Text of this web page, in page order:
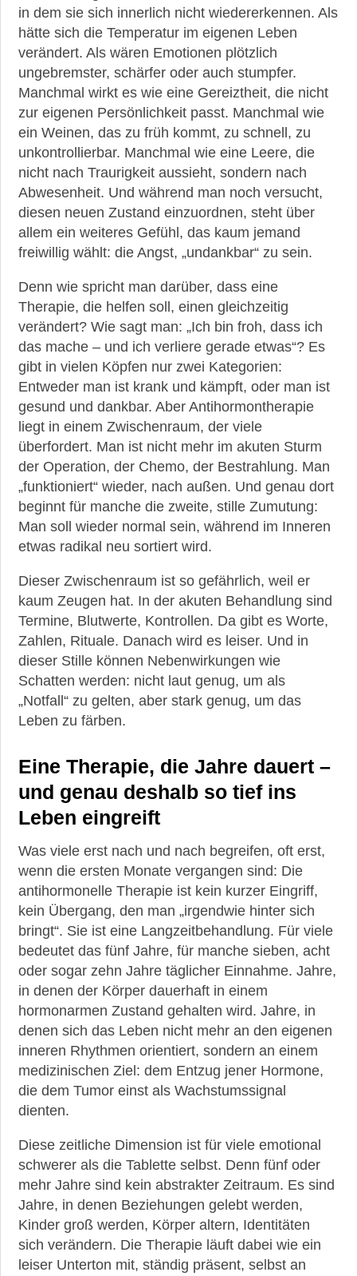
in dem sie sich innerlich nicht wiedererkennen. Als
hätte sich die Temperatur im eigenen Leben
verändert. Als wären Emotionen plötzlich
ungebremster, schärfer oder auch stumpfer.
Manchmal wirkt es wie eine Gereiztheit, die nicht
zur eigenen Persönlichkeit passt. Manchmal wie
ein Weinen, das zu früh kommt, zu schnell, zu
unkontrollierbar. Manchmal wie eine Leere, die
nicht nach Traurigkeit aussieht, sondern nach
Abwesenheit. Und während man noch versucht,
diesen neuen Zustand einzuordnen, steht über
allem ein weiteres Gefühl, das kaum jemand
freiwillig wählt: die Angst, „undankbar“ zu sein.
Denn wie spricht man darüber, dass eine
Therapie, die helfen soll, einen gleichzeitig
verändert? Wie sagt man: „Ich bin froh, dass ich
das mache – und ich verliere gerade etwas“? Es
gibt in vielen Köpfen nur zwei Kategorien:
Entweder man ist krank und kämpft, oder man ist
gesund und dankbar. Aber Antihormontherapie
liegt in einem Zwischenraum, der viele
überfordert. Man ist nicht mehr im akuten Sturm
der Operation, der Chemo, der Bestrahlung. Man
„funktioniert“ wieder, nach außen. Und genau dort
beginnt für manche die zweite, stille Zumutung:
Man soll wieder normal sein, während im Inneren
etwas radikal neu sortiert wird.
Dieser Zwischenraum ist so gefährlich, weil er
kaum Zeugen hat. In der akuten Behandlung sind
Termine, Blutwerte, Kontrollen. Da gibt es Worte,
Zahlen, Rituale. Danach wird es leiser. Und in
dieser Stille können Nebenwirkungen wie
Schatten werden: nicht laut genug, um als
„Notfall“ zu gelten, aber stark genug, um das
Leben zu färben.
Eine Therapie, die Jahre dauert –
und genau deshalb so tief ins
Leben eingreift
Was viele erst nach und nach begreifen, oft erst,
wenn die ersten Monate vergangen sind: Die
antihormonelle Therapie ist kein kurzer Eingriff,
kein Übergang, den man „irgendwie hinter sich
bringt“. Sie ist eine Langzeitbehandlung. Für viele
bedeutet das fünf Jahre, für manche sieben, acht
oder sogar zehn Jahre täglicher Einnahme. Jahre,
in denen der Körper dauerhaft in einem
hormonarmen Zustand gehalten wird. Jahre, in
denen sich das Leben nicht mehr an den eigenen
inneren Rhythmen orientiert, sondern an einem
medizinischen Ziel: dem Entzug jener Hormone,
die dem Tumor einst als Wachstumssignal
dienten.
Diese zeitliche Dimension ist für viele emotional
schwerer als die Tablette selbst. Denn fünf oder
mehr Jahre sind kein abstrakter Zeitraum. Es sind
Jahre, in denen Beziehungen gelebt werden,
Kinder groß werden, Körper altern, Identitäten
sich verändern. Die Therapie läuft dabei wie ein
leiser Unterton mit, ständig präsent, selbst an